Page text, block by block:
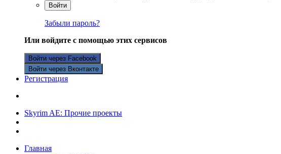
Войти
Забыли пароль?
Или войдите с помощью этих сервисов
Войти через Facebook
Войти через Вконтакте
Регистрация
Skyrim AE: Прочие проекты
Главная